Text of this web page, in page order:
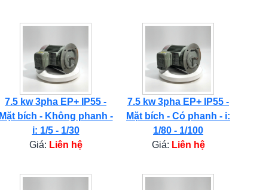
7.5 kw 3pha EP+ IP55 -
Mặt bích - Không phanh -
i: 1/5 - 1/30
Giá: Liên hệ
7.5 kw 3pha EP+ IP55 -
Mặt bích - Có phanh - i:
1/80 - 1/100
Giá: Liên hệ